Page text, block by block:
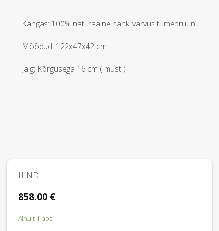
Kangas: 100% naturaalne nahk, värvus tumepruun
Mõõdud: 122x47x42 cm
Jalg: Kõrgusega 16 cm ( must )
HIND
858.00 €
Ainult 1 laos